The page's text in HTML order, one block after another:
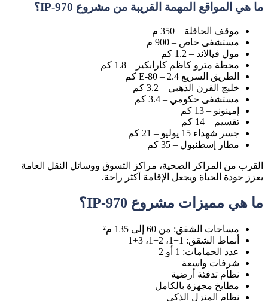
ما هي المواقع المهمة القريبة من مشروع IP-970؟
موقف الحافلة – 350 م
مستشفى خاص – 900 م
مول فيالاند – 1.2 كم
محطة مترو كاظم كارابكير – 1.8 كم
الطريق السريع E-80 – 2.4 كم
خليج القرن الذهبي – 3.2 كم
مستشفى حكومي – 3.4 كم
إمينونو – 13 كم
تقسيم – 14 كم
جسر شهداء 15 يوليو – 21 كم
مطار إسطنبول – 35 كم
القرب من المراكز الصحية، مراكز التسوق ووسائل النقل العامة
يعزز جودة الحياة ويجعل الإقامة أكثر راحة.
ما هي مميزات مشروع IP-970؟
مساحات الشقق: من 60 إلى 135 م²
أنماط الشقق: 1+1، 2+1، 3+1
عدد الحمامات: 1 أو 2
شرفات واسعة
نظام تدفئة أرضية
مطابخ مجهزة بالكامل
نظام المنزل الذكي